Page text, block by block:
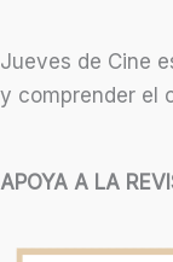
Jueves de Cine
y comprender el
APOYA A LA